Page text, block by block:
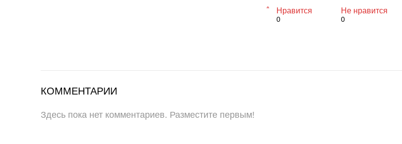
Нравится
0
Не нравится
0
КОММЕНТАРИИ
Здесь пока нет комментариев. Разместите первым!